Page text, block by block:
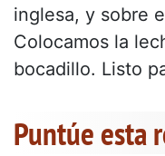
inglesa, y sobre
Colocamos la
bocadillo. Listo
Puntúe esta